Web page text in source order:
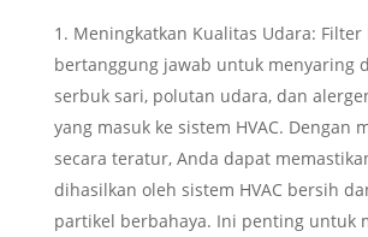
Meningkatkan Kualitas Udara: Filter
bertanggung jawab untuk menyaring
serbuk sari, polutan udara, dan
yang masuk ke sistem HVAC. Dengan
secara teratur, Anda dapat
dihasilkan oleh sistem HVAC bersih
partikel berbahaya. Ini penting untuk